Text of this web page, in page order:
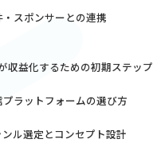
・スポンサーとの連携
収益化するための初期ステップ
プラットフォームの選び方
ンル選定とコンセプト設計